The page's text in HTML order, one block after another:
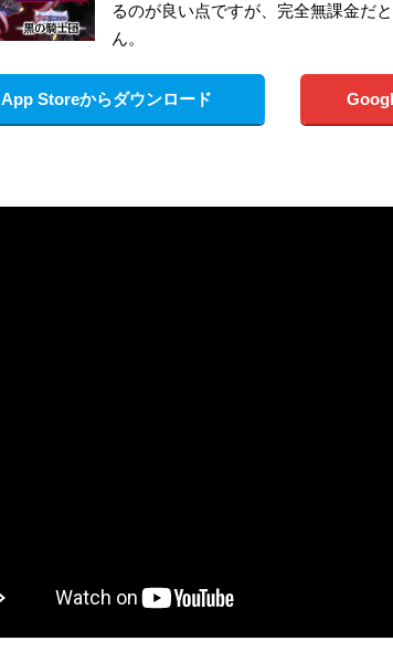
るのが良い点ですが、完全無課金だ
ん。
App Storeからダウンロード